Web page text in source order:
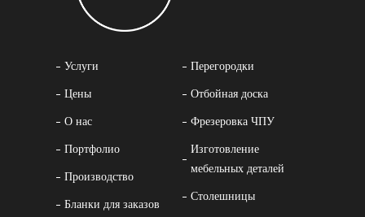
Услуги
Цены
О нас
Портфолио
Производство
Бланки для заказов
Перегородки
Отбойная доска
Фрезеровка ЧПУ
Изготовление
мебельных деталей
Столешницы